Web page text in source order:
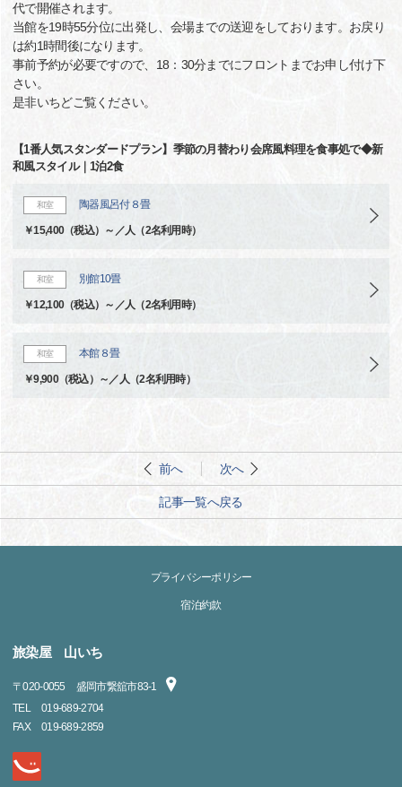
代で開催されます。
当館を19時55分位に出発し、会場までの送迎をしております。お戻り
は約1時間後になります。
事前予約が必要ですので、18：30分までにフロントまでお申し付け下
さい。
是非いちどご覧ください。
【1番人気スタンダードプラン】季節の月替わり会席風料理を食事処で◆新
和風スタイル｜1泊2食
和室 陶器風呂付８畳
￥15,400（税込）～／人（2名利用時）
和室 別館10畳
￥12,100（税込）～／人（2名利用時）
和室 本館８畳
￥9,900（税込）～／人（2名利用時）
前へ 次へ
記事一覧へ戻る
プライバシーポリシー
宿泊約款
旅染屋 山いち
〒020-0055
盛岡市繋舘市83-1
TEL
019-689-2704
FAX
019-689-2859